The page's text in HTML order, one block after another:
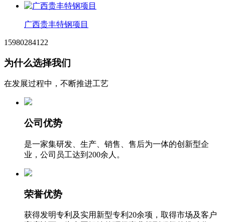
广西贵丰特钢项目
15980284122
为什么选择我们
在发展过程中，不断推进工艺
公司优势
是一家集研发、生产、销售、售后为一体的创新型企
业，公司员工达到200余人。
荣誉优势
获得发明专利及实用新型专利20余项，取得市场及客户